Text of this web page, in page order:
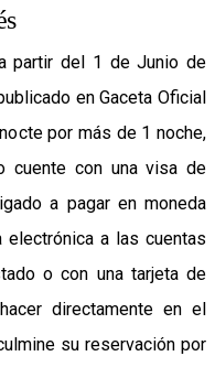
partir del 1 de Junio de
en Gaceta Oficial
por más de 1 noche,
cuente con una visa de
a pagar en moneda
electrónica a las cuentas
o con una tarjeta de
directamente en el
su reservación por